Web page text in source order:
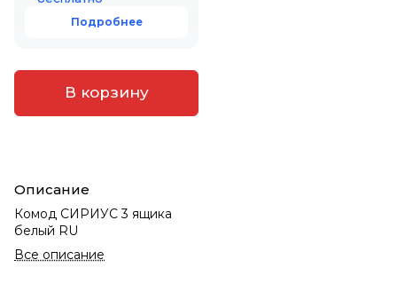
Подробнее
В корзину
Описание
Комод СИРИУС 3 ящика
белый RU
Все описание